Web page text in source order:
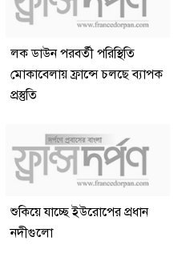
লক ডাউন পরবর্তী পরিস্থিতি
মোকাবেলায় ফ্রান্সে চলছে ব্যাপক
প্রস্তুতি
শুকিয়ে যাচ্ছে ইউরোপের প্রধান
নদীগুলো